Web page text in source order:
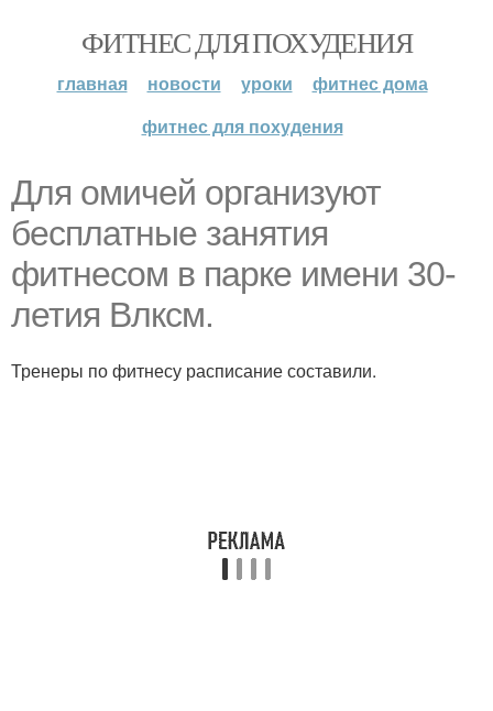
ФИТНЕС ДЛЯ ПОХУДЕНИЯ
главная новости уроки
фитнес дома
фитнес для похудения
Для омичей организуют
бесплатные занятия
фитнесом в парке имени 30-
летия Влксм.
Тренеры по фитнесу расписание составили.